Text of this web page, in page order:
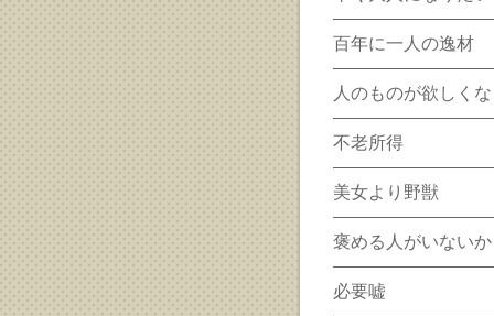
百年に一人の逸材
人のものが欲しく
不老所得
美女より野獣
褒める人がいない
必要嘘